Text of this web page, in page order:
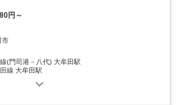
円～
市
線(門司港－八代) 大牟田駅
線 大牟田駅